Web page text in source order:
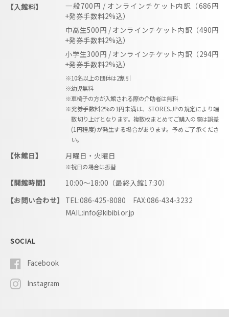
【入館料】
一般700円 / オンラインチケット内訳（686円
+発券手数料2%込）
中高生500円 / オンラインチケット内訳（490円
+発券手数料2%込）
小学生300円 / オンラインチケット内訳（294円
+発券手数料2%込）
※10名以上の団体は2割引
※幼児無料
※車椅子の方が入館される際の介助者は無料
※発券手数料2%の1円未満は、STORES.JPの規定により端
数切り上げとなります。複数枚まとめてご購入の際は誤差
(1円程度)が発生する場合があります。予めご了承くださ
い。
【休館日】 月曜日・火曜日
※祝日の場合は振替
【開館時間】
10:00〜18:00（最終入館17:30）
【お問い合わせ】
TEL:086-425-8080 FAX:086-434-3232
MAIL:info@kibibi.or.jp
SOCIAL
Facebook
Instagram